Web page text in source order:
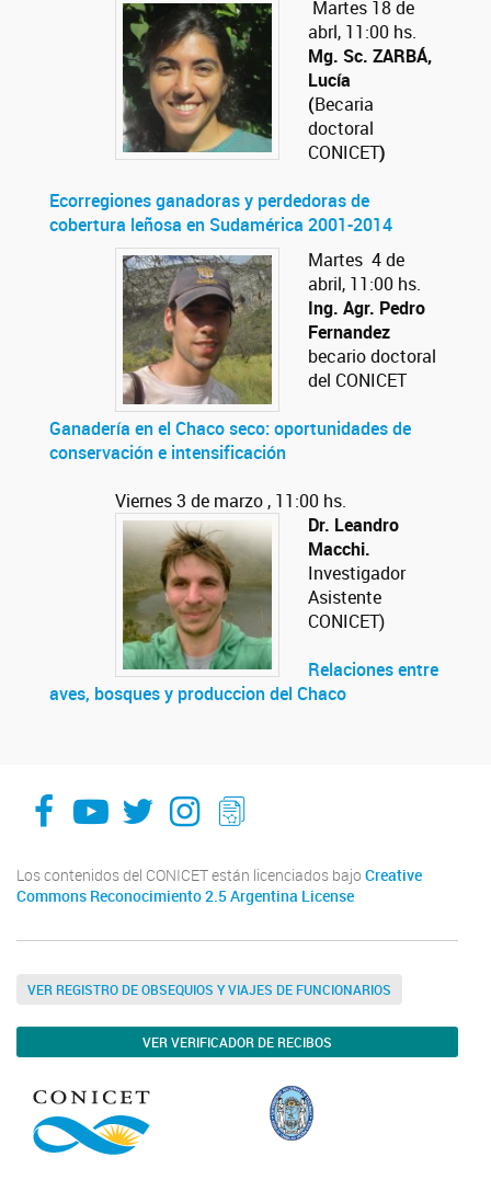
Martes 18 de
abrl, 11:00 hs.
Mg. Sc. ZARBÁ,
Lucía
(Becaria
doctoral
CONICET)
Ecorregiones ganadoras y perdedoras de
cobertura leñosa en Sudamérica 2001-2014
Martes 4 de
abril, 11:00 hs.
Ing. Agr. Pedro
Fernandez
becario doctoral
del CONICET
Ganadería en el Chaco seco: oportunidades de
conservación e intensificación
Viernes 3 de marzo , 11:00 hs.
Dr. Leandro
Macchi.
Investigador
Asistente
CONICET)
Relaciones entre
aves, bosques y produccion del Chaco
facebook
youtube
Twitter
Instagram
LeChasquier Boletin Digital 70
Los contenidos del CONICET están licenciados bajo Creative
Commons Reconocimiento 2.5 Argentina License
VER REGISTRO DE OBSEQUIOS Y VIAJES DE FUNCIONARIOS
VER VERIFICADOR DE RECIBOS